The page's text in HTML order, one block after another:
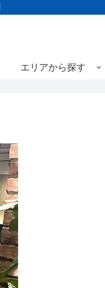
エリアから探す